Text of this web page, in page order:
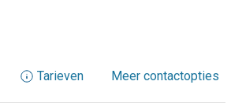
Tarieven Meer contactopties